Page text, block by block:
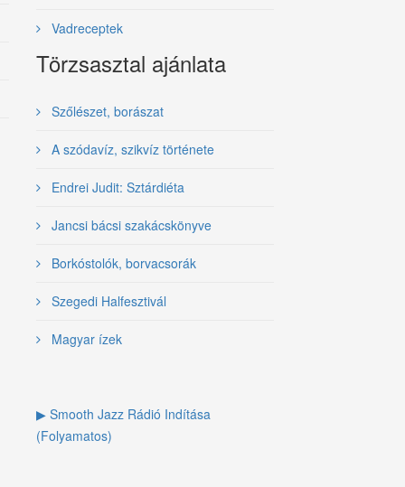
Vadreceptek
Törzsasztal ajánlata
Szőlészet, borászat
A szódavíz, szikvíz története
Endrei Judit: Sztárdiéta
Jancsi bácsi szakácskönyve
Borkóstolók, borvacsorák
Szegedi Halfesztivál
Magyar ízek
▶ Smooth Jazz Rádió Indítása
(Folyamatos)